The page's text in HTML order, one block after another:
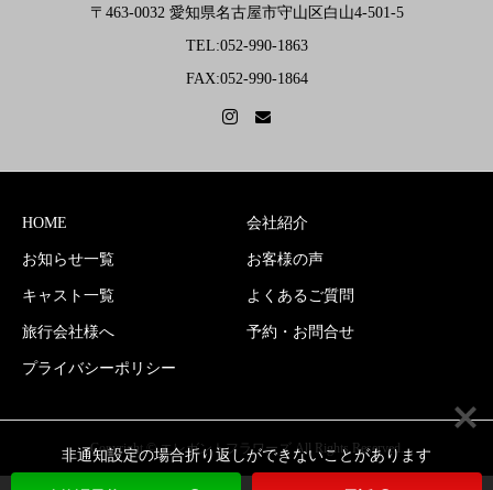
〒463-0032 愛知県名古屋市守山区白山4-501-5
TEL:052-990-1863
FAX:052-990-1864
HOME 会社紹介
お知らせ一覧 お客様の声
キャスト一覧 よくあるご質問
旅行会社様へ 予約・お問合せ
プライバシーポリシー
Copyright © エレガントフラワーズ All Rights Reserved.
非通知設定の場合折り返しができないことがあります